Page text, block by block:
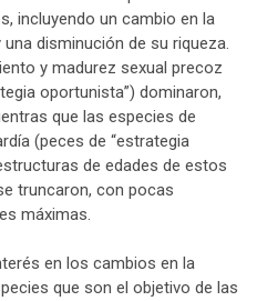
incluyendo un cambio en la
disminución de su riqueza.
y madurez sexual precoz
oportunista”) dominaron,
que las especies de
(peces de “estrategia
de edades de estos
truncaron, con pocas
máximas.
en los cambios en la
que son el objetivo de las